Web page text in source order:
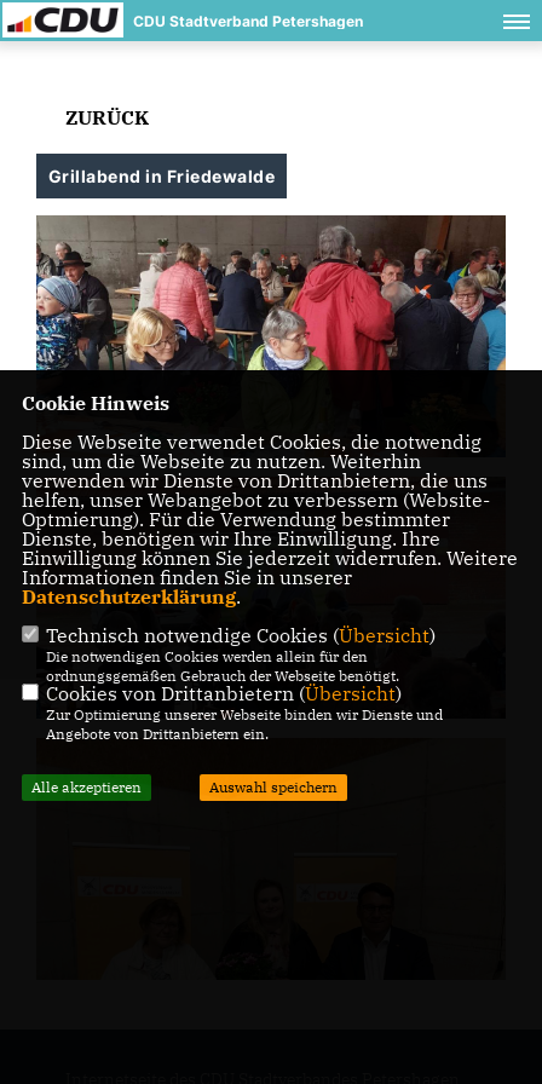
CDU Stadtverband Petershagen
ZURÜCK
Grillabend in Friedewalde
Cookie Hinweis
Diese Webseite verwendet Cookies, die notwendig
sind, um die Webseite zu nutzen. Weiterhin
verwenden wir Dienste von Drittanbietern, die uns
helfen, unser Webangebot zu verbessern (Website-
Optmierung). Für die Verwendung bestimmter
Dienste, benötigen wir Ihre Einwilligung. Ihre
Einwilligung können Sie jederzeit widerrufen. Weitere
Informationen finden Sie in unserer
Datenschutzerklärung.
Technisch notwendige Cookies (Übersicht)
Die notwendigen Cookies werden allein für den
ordnungsgemäßen Gebrauch der Webseite benötigt.
Cookies von Drittanbietern (Übersicht)
Zur Optimierung unserer Webseite binden wir Dienste und
Angebote von Drittanbietern ein.
Alle akzeptieren Auswahl speichern